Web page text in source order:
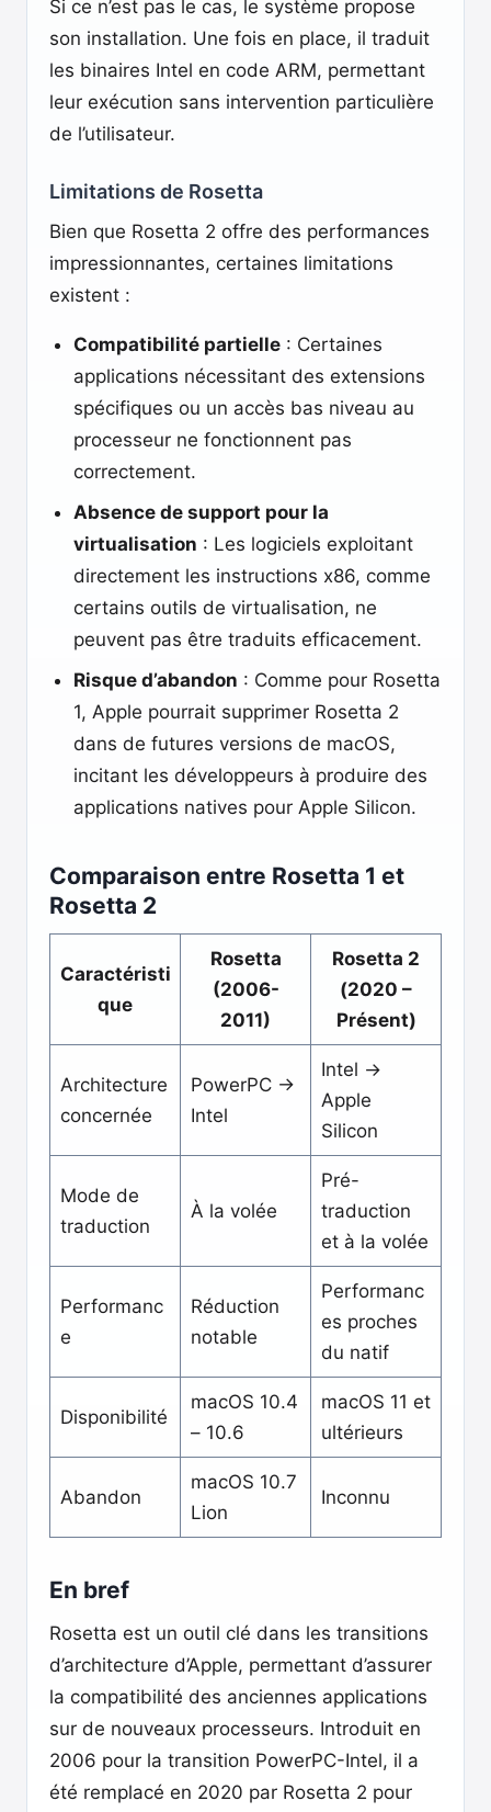
Si ce n’est pas le cas, le système propose
son installation. Une fois en place, il traduit
les binaires Intel en code ARM, permettant
leur exécution sans intervention particulière
de l’utilisateur.
Limitations de Rosetta
Bien que Rosetta 2 offre des performances
impressionnantes, certaines limitations
existent :
Compatibilité partielle : Certaines
applications nécessitant des extensions
spécifiques ou un accès bas niveau au
processeur ne fonctionnent pas
correctement.
Absence de support pour la
virtualisation : Les logiciels exploitant
directement les instructions x86, comme
certains outils de virtualisation, ne
peuvent pas être traduits efficacement.
Risque d’abandon : Comme pour Rosetta
1, Apple pourrait supprimer Rosetta 2
dans de futures versions de macOS,
incitant les développeurs à produire des
applications natives pour Apple Silicon.
Comparaison entre Rosetta 1 et
Rosetta 2
Caractéristi
que
Rosetta
(2006-
2011)
Rosetta 2
(2020 –
Présent)
Architecture
concernée
PowerPC →
Intel
Intel →
Apple
Silicon
Mode de
traduction
À la volée
Pré-
traduction
et à la volée
Performanc
e
Réduction
notable
Performanc
es proches
du natif
Disponibilité
macOS 10.4
– 10.6
macOS 11 et
ultérieurs
Abandon
macOS 10.7
Lion
Inconnu
En bref
Rosetta est un outil clé dans les transitions
d’architecture d’Apple, permettant d’assurer
la compatibilité des anciennes applications
sur de nouveaux processeurs. Introduit en
2006 pour la transition PowerPC-Intel, il a
été remplacé en 2020 par Rosetta 2 pour